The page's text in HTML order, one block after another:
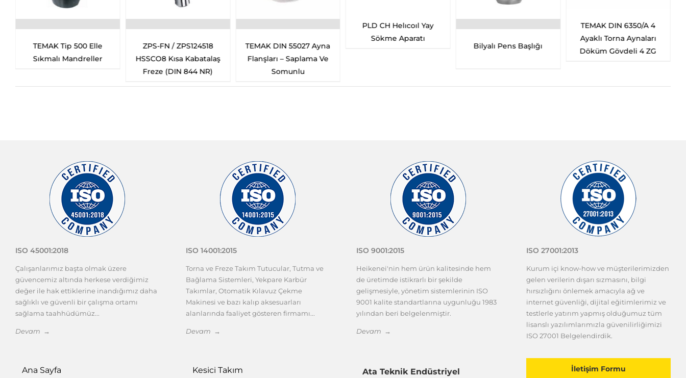
TEMAK Tip 500 Elle
Sıkmalı Mandreller
ZPS-FN / ZPS124518
HSSCO8 Kısa Kabatalaş
Freze (DIN 844 NR)
TEMAK DIN 55027 Ayna
Flanşları – Saplama Ve
Somunlu
PLD CH Helıcoıl Yay
Sökme Aparatı
Bilyalı Pens Başlığı
TEMAK DIN 6350/A 4
Ayaklı Torna Aynaları
Döküm Gövdeli 4 ZG
ISO 45001:2018
Çalışanlarımız başta olmak üzere
güvencemiz altında herkese verdiğimiz
değer ile hak ettiklerine inandığımız daha
sağlıklı ve güvenli bir çalışma ortamı
sağlama taahhüdümüz...
Devam →
ISO 14001:2015
Torna ve Freze Takım Tutucular, Tutma ve
Bağlama Sistemleri, Yekpare Karbür
Takımlar, Otomatik Kılavuz Çekme
Makinesi ve bazı kalıp aksesuarları
alanlarında faaliyet gösteren firmamı...
Devam →
ISO 9001:2015
Heikenei'nin hem ürün kalitesinde hem
de üretimde istikrarlı bir şekilde
gelişmesiyle, yönetim sistemlerinin ISO
9001 kalite standartlarına uygunluğu 1983
yılından beri belgelenmiştir.
Devam →
ISO 27001:2013
Kurum içi know-how ve müşterilerimizden
gelen verilerin dışarı sızmasını, bilgi
hırsızlığını önlemek amacıyla ağ ve
internet güvenliği, dijital eğitimlerimiz ve
testlerle yatırım yapmış olduğumuz tüm
lisanslı yazılımlarımızla güvenilirliğimizi
ISO 27001 Belgelendirdik.
Ana Sayfa Kesici Takım
Ata Teknik Endüstriyel
İletişim Formu